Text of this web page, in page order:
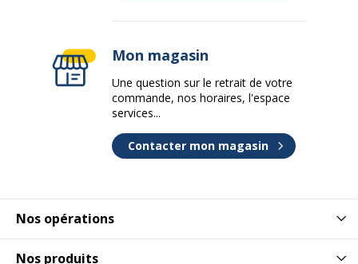
Nos opérations
Nos produits
Mon magasin
Une question sur le retrait de votre
commande, nos horaires, l'espace
services...
Contacter mon magasin